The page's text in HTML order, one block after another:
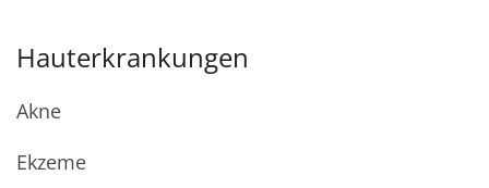
Hauterkrankungen
Akne
Ekzeme